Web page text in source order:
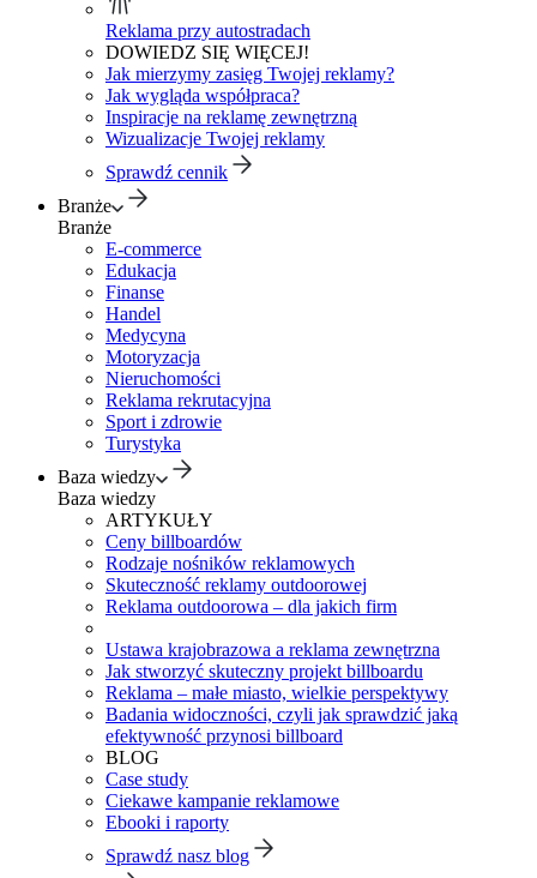
Reklama przy autostradach
DOWIEDZ SIĘ WIĘCEJ!
Jak mierzymy zasięg Twojej reklamy?
Jak wygląda współpraca?
Inspiracje na reklamę zewnętrzną
Wizualizacje Twojej reklamy
Sprawdź cennik
Branże
Branże
E-commerce
Edukacja
Finanse
Handel
Medycyna
Motoryzacja
Nieruchomości
Reklama rekrutacyjna
Sport i zdrowie
Turystyka
Baza wiedzy
Baza wiedzy
ARTYKUŁY
Ceny billboardów
Rodzaje nośników reklamowych
Skuteczność reklamy outdoorowej
Reklama outdoorowa – dla jakich firm
Ustawa krajobrazowa a reklama zewnętrzna
Jak stworzyć skuteczny projekt billboardu
Reklama – małe miasto, wielkie perspektywy
Badania widoczności, czyli jak sprawdzić jaką
efektywność przynosi billboard
BLOG
Case study
Ciekawe kampanie reklamowe
Ebooki i raporty
Sprawdź nasz blog